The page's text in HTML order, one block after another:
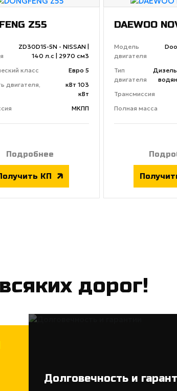
Z55
ZD30D15-5N - NISSAN |
140 л.с | 2970 см3
класс
Евро 5
двигателя,
кВт 103
кВт
МКПП
Подробнее
КП
DAEWOO
Модель
двигателя
Тип
двигателя
Трансмиссия
Полная масса
всяких дорог!
Долговечность и